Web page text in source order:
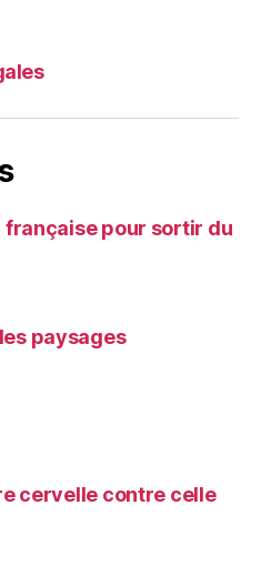
française pour sortir du
paysages
cervelle contre celle